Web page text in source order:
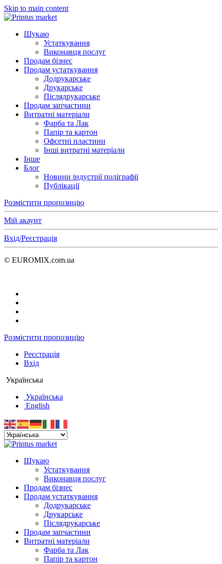
Skip to main content
Шукаю
Устаткування
Виконавця послуг
Продам бізнес
Продам устаткування
Додрукарське
Друкарське
Післядрукарське
Продам запчастини
Витратні матеріали
Фарба та Лак
Папір та картон
Офсетні пластини
Інші витратні матеріали
Інше
Блог
Новини індустрії поліграфії
Публікації
Розмістити пропозицію
Мій акаунт
Вхід/Реєстрація
© EUROMIX.com.ua
Розмістити пропозицію
Реєстрація
Вхід
Українська
Українська
English
Шукаю
Устаткування
Виконавця послуг
Продам бізнес
Продам устаткування
Додрукарське
Друкарське
Післядрукарське
Продам запчастини
Витратні матеріали
Фарба та Лак
Папір та картон